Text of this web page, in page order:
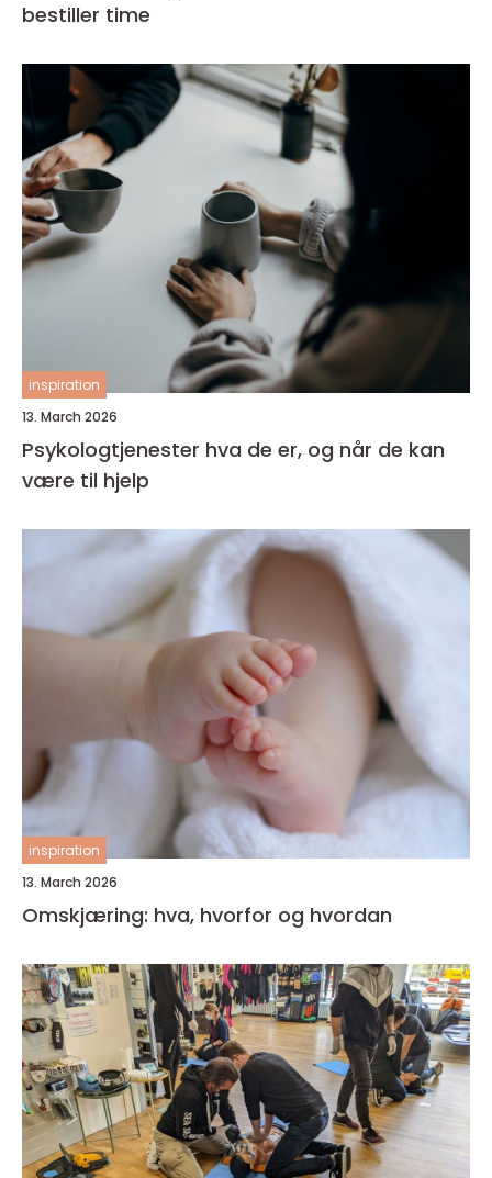
bestiller time
inspiration
13. March 2026
Psykologtjenester hva de er, og når de kan
være til hjelp
inspiration
13. March 2026
Omskjæring: hva, hvorfor og hvordan